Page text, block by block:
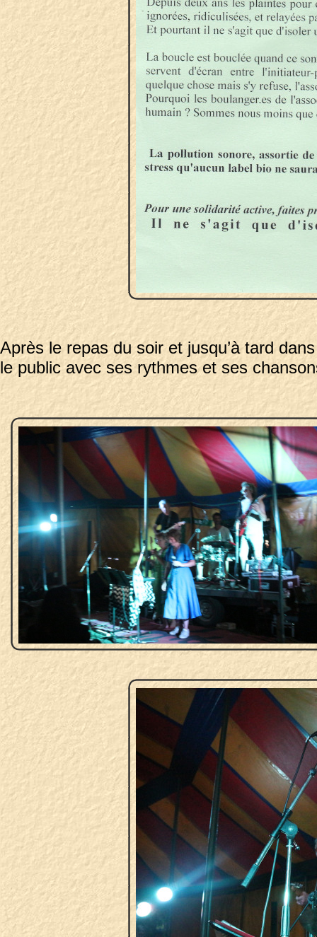
Après le repas du soir et jusqu’à tard
le public avec ses rythmes et ses